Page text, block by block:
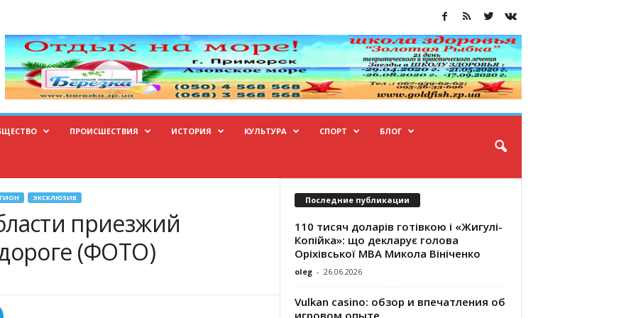
ПРОИСШЕСТВИЯ ИСТОРИЯ КУЛЬТУРА СПОРТ БЛОГ
ЭКСКЛЮЗИВ
приезжий
(ФОТО)
Последние публикации
110 тисяч доларів готівкою і «Жигулі-
Копійка»: що декларує голова
Оріхівської МВА Микола Вініченко
oleg - 26.06.2026
Vulkan casino: обзор и впечатления об
игровом опыте